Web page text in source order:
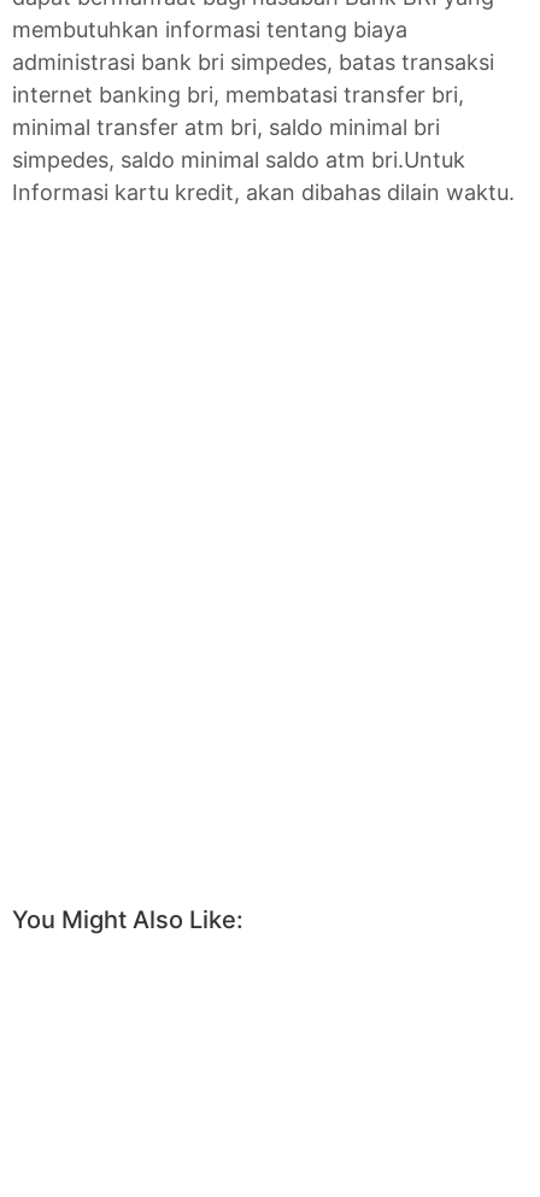
membutuhkan informasi tentang biaya
administrasi bank bri simpedes, batas transaksi
internet banking bri, membatasi transfer bri,
minimal transfer atm bri, saldo minimal bri
simpedes, saldo minimal saldo atm bri.Untuk
Informasi kartu kredit, akan dibahas dilain waktu.
You Might Also Like: